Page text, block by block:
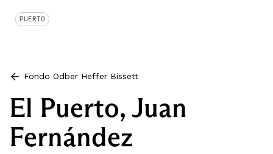
PUERTO
Fondo Odber Heffer Bissett
El Puerto, Juan
Fernández